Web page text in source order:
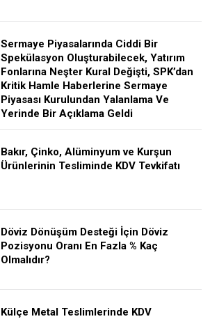
Sermaye Piyasalarında Ciddi Bir
Spekülasyon Oluşturabilecek, Yatırım
Fonlarına Neşter Kural Değişti, SPK’dan
Kritik Hamle Haberlerine Sermaye
Piyasası Kurulundan Yalanlama Ve
Yerinde Bir Açıklama Geldi
Bakır, Çinko, Alüminyum ve Kurşun
Ürünlerinin Tesliminde KDV Tevkifatı
Döviz Dönüşüm Desteği İçin Döviz
Pozisyonu Oranı En Fazla % Kaç
Olmalıdır?
Külçe Metal Teslimlerinde KDV